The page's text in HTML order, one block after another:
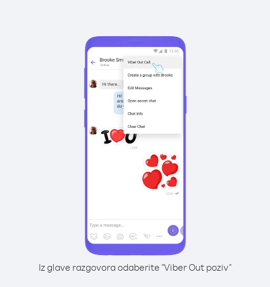
Iz glave razgovora odaberite "Viber Out poziv"